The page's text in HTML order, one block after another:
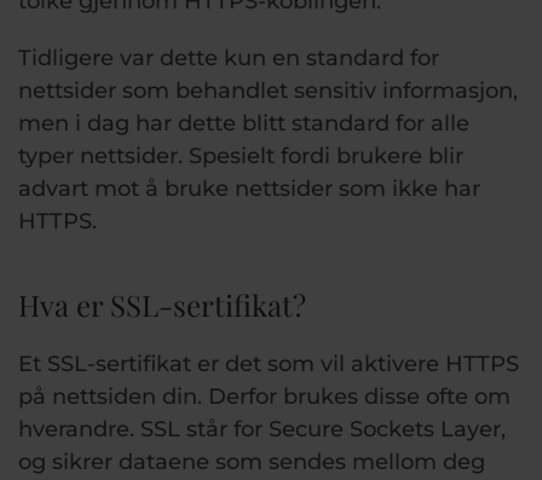
Tidligere var dette kun en standard for
nettsider som behandlet sensitiv informasjon,
men i dag har dette blitt standard for alle
typer nettsider. Spesielt fordi brukere blir
advart mot å bruke nettsider som ikke har
HTTPS.
Hva er SSL-sertifikat?
Et SSL-sertifikat er det som vil aktivere HTTPS
på nettsiden din. Derfor brukes disse ofte om
hverandre. SSL står for Secure Sockets Layer,
og sikrer dataene som sendes mellom deg